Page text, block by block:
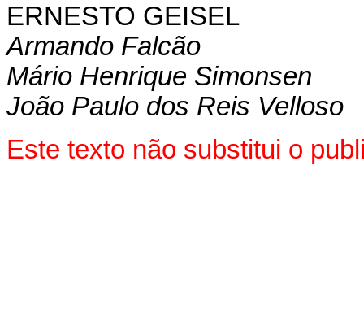
ERNESTO GEISEL
Armando Falcão
Mário Henrique Simonsen
João Paulo dos Reis Velloso
Este texto não substitui o